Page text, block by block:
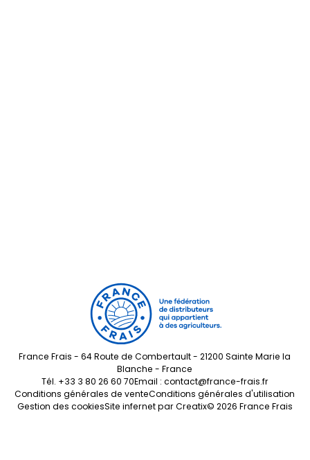
France Frais - 64 Route de Combertault - 21200 Sainte Marie la
Blanche - France
Tél. +33 3 80 26 60 70Email : contact@france-frais.fr
Conditions générales de venteConditions générales d'utilisation
Gestion des cookiesSite infernet parCreatix© 2026 France Frais